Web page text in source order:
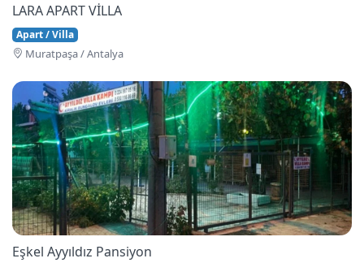
LARA APART VİLLA
Apart / Villa
Muratpaşa / Antalya
Eşkel Ayyıldız Pansiyon